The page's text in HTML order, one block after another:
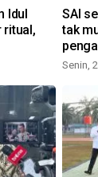
Idul
ritual,
SAI
tak
Yaqut
Senin,